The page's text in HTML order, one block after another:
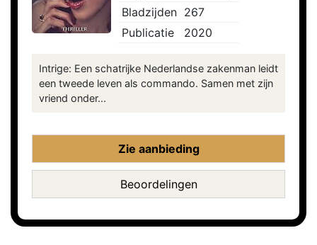
Bladzijden 267
Publicatie
2020
Intrige: Een schatrijke Nederlandse zakenman leidt
een tweede leven als commando. Samen met zijn
vriend onder...
Zie aanbieding
Beoordelingen